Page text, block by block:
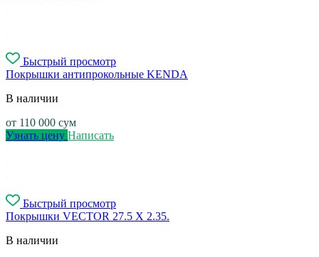
Быстрый просмотр
Покрышки антипрокольные KENDA
В наличии
от 110 000 сум
Узнать цену Написать
Быстрый просмотр
Покрышки VECTOR 27.5 X 2.35.
В наличии